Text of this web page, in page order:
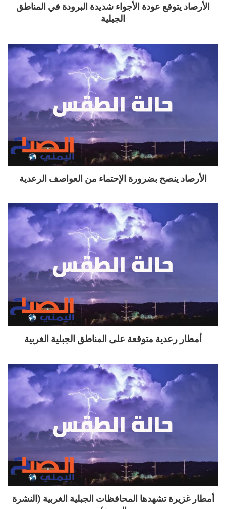
الأرصاد يتوقع عودة الأجواء شديدة البرودة في المناطق
الجبلية
الأرصاد ينصح بضرورة الإحتماء من العواصف الرعدية
أمطار رعدية متوقعة على المناطق الجبلية الغربية
أمطار غزيرة تشهدها المحافظات الجبلية الغربية (النشرة